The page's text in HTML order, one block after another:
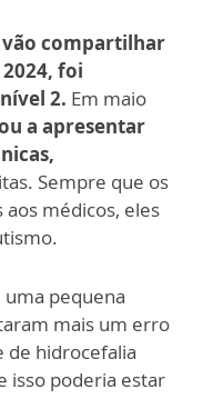
vão compartilhar
foi
2. Em maio
a apresentar
Sempre que os
médicos, eles
pequena
mais um erro
de hidrocefalia
isso poderia estar